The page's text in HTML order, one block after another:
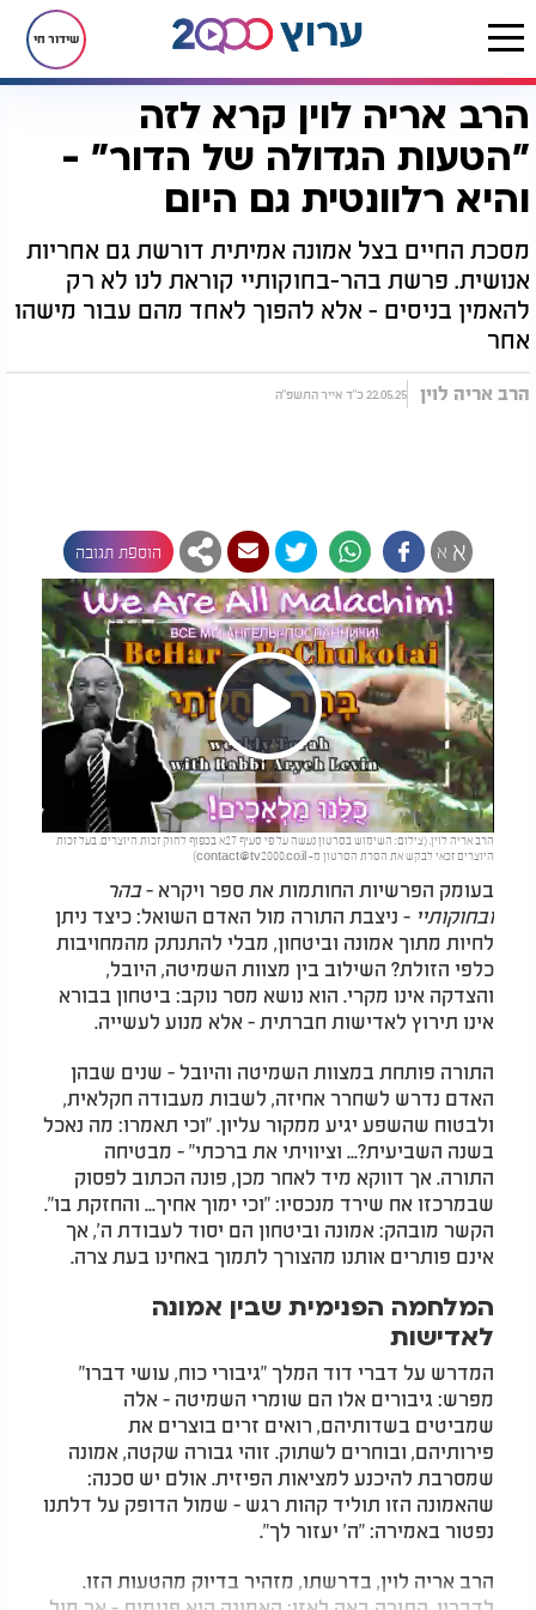
שידור חי
דף הבית יהדות לקראת שבת הרב אריה לוין קרא לזה "הטעות הגדולה של הדור" - והיא רלוונטית גם היום
הרב אריה לוין קרא לזה
"הטעות הגדולה של הדור" -
והיא רלוונטית גם היום
מסכת החיים בצל אמונה אמיתית דורשת גם אחריות
אנושית. פרשת בהר-בחוקותיי קוראת לנו לא רק
להאמין בניסים - אלא להפוך לאחד מהם עבור מישהו
אחר
הרב אריה לוין 22.05.25 כ"ד אייר התשפ"ה
א א הוספת תגובה
Play
Video
הרב אריה לוין. (צילום: השימוש בסרטון נעשה על פי סעיף 27א בכפוף לחוק זכות היוצרים. בעל זכות
היוצרים זכאי לבקש את הסרת הסרטון מ- contact@tv2000.co.il
)
בעומק הפרשיות החותמות את ספר ויקרא -בהר
ובחוקותיי - ניצבת התורה מול האדם השואל: כיצד ניתן
לחיות מתוך אמונה וביטחון, מבלי להתנתק מהמחויבות
כלפי הזולת? השילוב בין מצוות השמיטה, היובל,
והצדקה אינו מקרי. הוא נושא מסר נוקב: ביטחון בבורא
אינו תירוץ לאדישות חברתית - אלא מנוע לעשייה.
התורה פותחת במצוות השמיטה והיובל - שנים שבהן
האדם נדרש לשחרר אחיזה, לשבות מעבודה חקלאית,
ולבטוח שהשפע יגיע ממקור עליון. "וכי תאמרו: מה נאכל
בשנה השביעית?... וציוויתי את ברכתי" - מבטיחה
התורה. אך דווקא מיד לאחר מכן, פונה הכתוב לפסוק
שבמרכזו אח שירד מנכסיו: "וכי ימוך אחיך... והחזקת בו".
הקשר מובהק: אמונה וביטחון הם יסוד לעבודת ה', אך
אינם פותרים אותנו מהצורך לתמוך באחינו בעת צרה.
המלחמה הפנימית שבין אמונה
לאדישות
המדרש על דברי דוד המלך "גיבורי כוח, עושי דברו"
מפרש: גיבורים אלו הם שומרי השמיטה - אלה
שמביטים בשדותיהם, רואים זרים בוצרים את
פירותיהם, ובוחרים לשתוק. זוהי גבורה שקטה, אמונה
שמסרבת להיכנע למציאות הפיזית. אולם יש סכנה:
שהאמונה הזו תוליד קהות רגש - שמול הדופק על דלתנו
נפטור באמירה: "ה' יעזור לך".
הרב אריה לוין, בדרשתו, מזהיר בדיוק מהטעות הזו.